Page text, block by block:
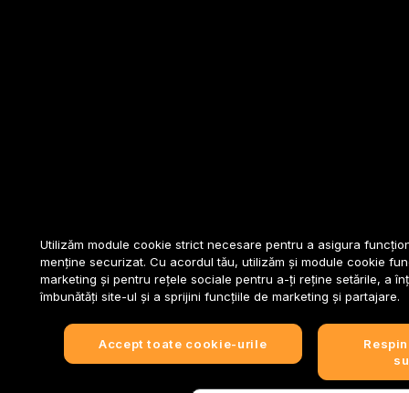
Utilizăm module cookie strict necesare pentru a asigura
menține securizat. Cu acordul tău, utilizăm și module cookie
marketing și pentru rețele sociale pentru a-ți reține setările, a
îmbunătăți site-ul și a sprijini funcțiile de marketing și partajare.
Accept toate cookie-urile